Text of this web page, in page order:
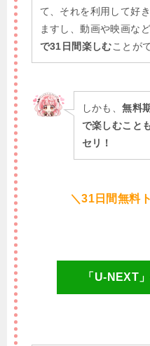
て、それを利用して好
ますし、動画や映画な
で31日間楽しむことが
しかも、無料
で楽しむこと
セリ！
＼31日間無料
「U-NEXT